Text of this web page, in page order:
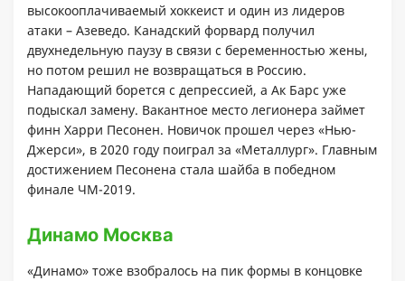
высокооплачиваемый хоккеист и один из лидеров
атаки – Азеведо. Канадский форвард получил
двухнедельную паузу в связи с беременностью жены,
но потом решил не возвращаться в Россию.
Нападающий борется с депрессией, а Ак Барс уже
подыскал замену. Вакантное место легионера займет
финн Харри Песонен. Новичок прошел через «Нью-
Джерси», в 2020 году поиграл за «Металлург». Главным
достижением Песонена стала шайба в победном
финале ЧМ-2019.
Динамо Москва
«Динамо» тоже взобралось на пик формы в концовке